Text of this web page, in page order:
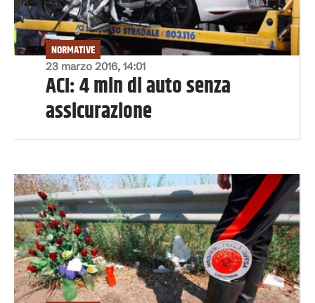
23 marzo 2016, 14:01
NORMATIVE
ACI: 4 mln di auto senza
assicurazione